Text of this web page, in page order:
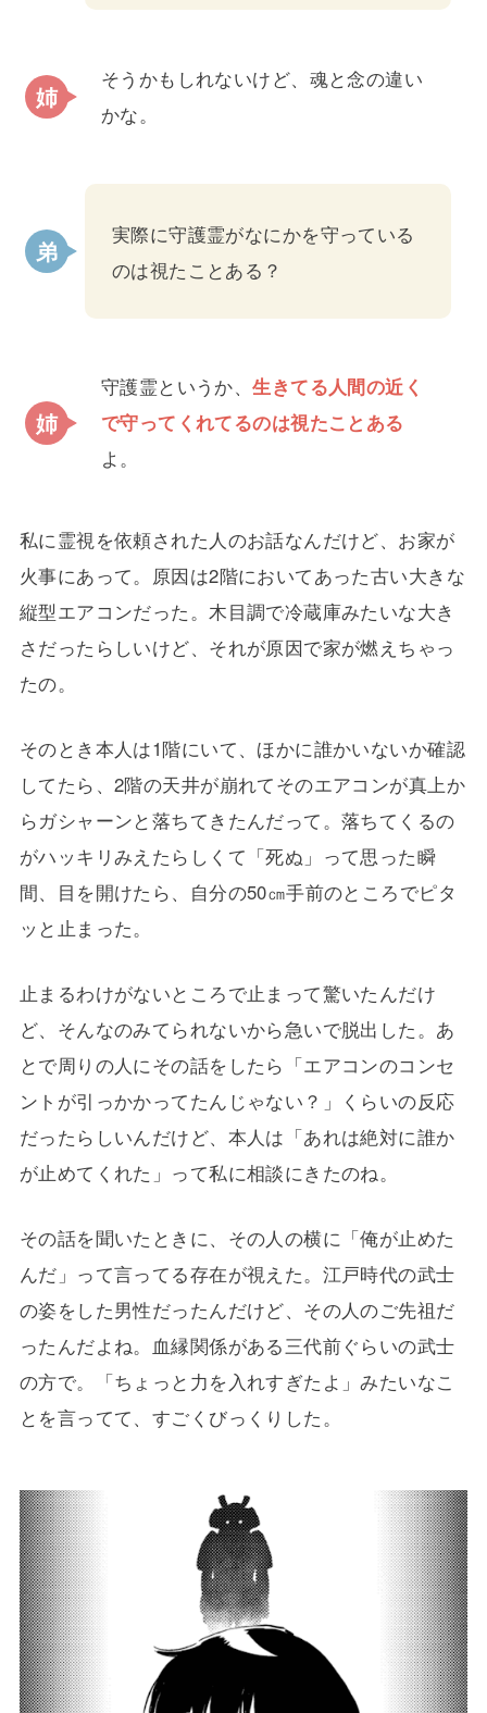
そうかもしれないけど、魂と念の違い
かな。
実際に守護霊がなにかを守っている
のは視たことある？
守護霊というか、生きてる人間の近く
で守ってくれてるのは視たことある
よ。
私に霊視を依頼された人のお話なんだけど、お家が
火事にあって。原因は2階においてあった古い大きな
縦型エアコンだった。木目調で冷蔵庫みたいな大き
さだったらしいけど、それが原因で家が燃えちゃっ
たの。
そのとき本人は1階にいて、ほかに誰かいないか確認
してたら、2階の天井が崩れてそのエアコンが真上か
らガシャーンと落ちてきたんだって。落ちてくるの
がハッキリみえたらしくて「死ぬ」って思った瞬
間、目を開けたら、自分の50㎝手前のところでピタ
ッと止まった。
止まるわけがないところで止まって驚いたんだけ
ど、そんなのみてられないから急いで脱出した。あ
とで周りの人にその話をしたら「エアコンのコンセ
ントが引っかかってたんじゃない？」くらいの反応
だったらしいんだけど、本人は「あれは絶対に誰か
が止めてくれた」って私に相談にきたのね。
その話を聞いたときに、その人の横に「俺が止めた
んだ」って言ってる存在が視えた。江戸時代の武士
の姿をした男性だったんだけど、その人のご先祖だ
ったんだよね。血縁関係がある三代前ぐらいの武士
の方で。「ちょっと力を入れすぎたよ」みたいなこ
とを言ってて、すごくびっくりした。